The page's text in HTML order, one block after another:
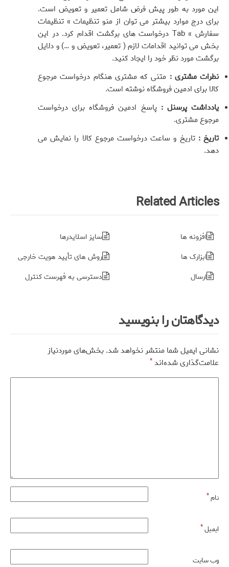
این مورد به طور پیش فرض شامل تعمیر و تعویض است.
برای درج موارد بیشتر می توان از منو تنظیمات » تنظیمات
سفارش » Tab درخواست های برگشت اقدام کرد. در این
بخش می توانید اقدامات لازم ( تعمیر، تعویض و …) و دلایل
برگشت مورد نظر خود را ایجاد کنید.
نطرات مشتری : متنی که مشتری هنگام درخواست مرجوع
کالا برای ادمین فروشگاه نوشته است.
یادداشت پرسنل : پاسخ ادمین فروشگاه برای درخواست
مرجوع مشتری.
تاریخ : تاریخ و ساعت درخواست مرجوع کالا را نمایش می
دهد.
Related Articles
سایز اسلایدرها
افزونه ها
روش های تأیید هویت خارجی
ابزارک ها
دسترسی به فهرست کنترل
ارسال
دیدگاهتان را بنویسید
نشانی ایمیل شما منتشر نخواهد شد. بخش‌های موردنیاز
علامت‌گذاری شده‌اند *
نام*
ایمیل*
وب‌ سایت